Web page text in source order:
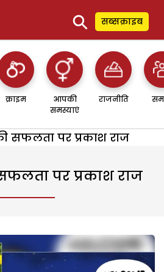
⚲ सब्सक्राइब
क्राइम
आपकी
समस्याएं
राजनीति
सफलता पर प्रकाश राज
पर प्रकाश राज